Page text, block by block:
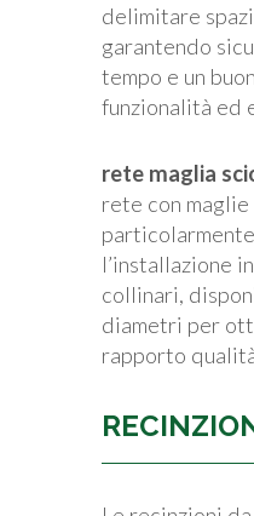
delimitare
garantendo
tempo e un
funzionalità ed
rete maglia
rete con
l’installazione
collinari,
diametri per
rapporto